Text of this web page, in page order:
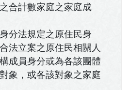
合計數家庭之家庭成
分法規定之原住民身
法立案之原住民相關人
成員身分或為各該團體
象，或各該對象之家庭